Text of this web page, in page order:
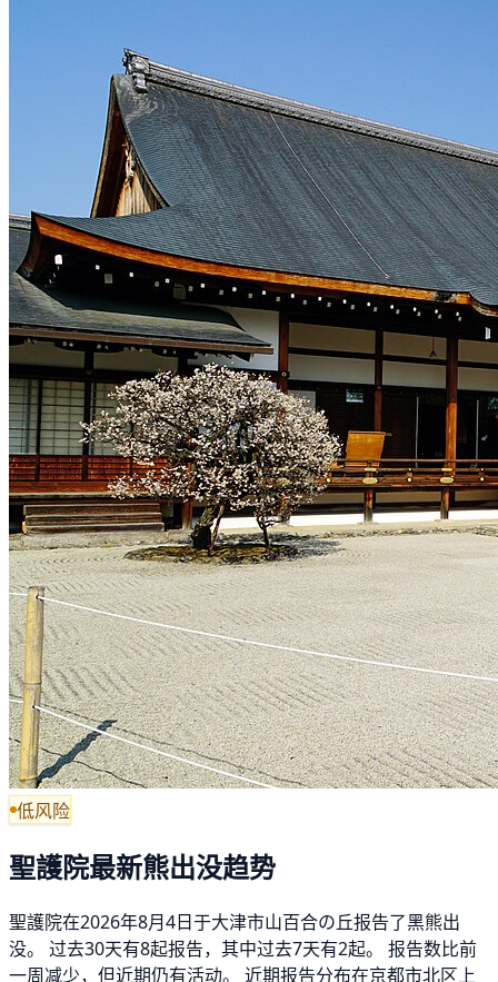
低风险
聖護院最新熊出没趋势
聖護院在2026年8月4日于大津市山百合の丘报告了黑熊出
没。 过去30天有8起报告，其中过去7天有2起。 报告数比前
一周减少，但近期仍有活动。 近期报告分布在京都市北区上